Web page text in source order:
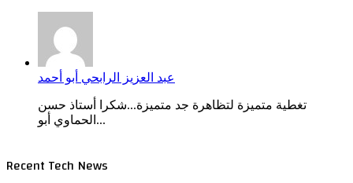
عبد العزيز الرابحي أبو أحمد
تغطية متميزة لتظاهرة جد متميزة...شكرا أستاذ حسن
الحماوي أبو...
Recent Tech News